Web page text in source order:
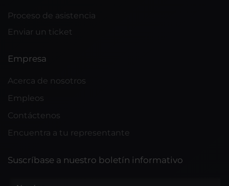
Proceso de asistencia
Enviar un ticket
Empresa
Acerca de nosotros
Empleos
Contáctenos
Encuentra a tu representante
Suscríbase a nuestro boletín informativo